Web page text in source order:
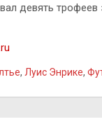
девять
, Луис Энрике,